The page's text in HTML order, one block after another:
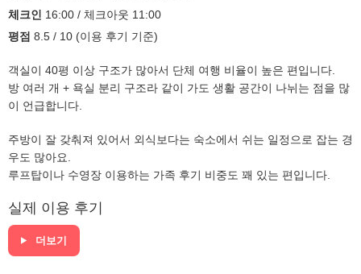
체크인
16:00 / 체크아웃 11:00
평점 8.5 / 10 (이용 후기 기준)
객실이 40평 이상 구조가 많아서 단체 여행 비율이 높은 편입니다.
방 여러 개 + 욕실 분리 구조라 같이 가도 생활 공간이 나뉘는 점을 많
이 언급합니다.
주방이 잘 갖춰져 있어서 외식보다는 숙소에서 쉬는 일정으로 잡는 경
우도 많아요.
루프탑이나 수영장 이용하는 가족 후기 비중도 꽤 있는 편입니다.
실제 이용 후기
더보기